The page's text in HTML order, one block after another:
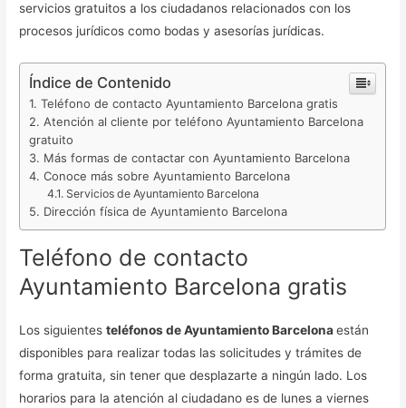
servicios gratuitos a los ciudadanos relacionados con los
procesos jurídicos como bodas y asesorías jurídicas.
Índice de Contenido
Teléfono de contacto Ayuntamiento Barcelona gratis
Atención al cliente por teléfono Ayuntamiento Barcelona
gratuito
Más formas de contactar con Ayuntamiento Barcelona
Conoce más sobre Ayuntamiento Barcelona
Servicios de Ayuntamiento Barcelona
Dirección física de Ayuntamiento Barcelona
Teléfono de contacto
Ayuntamiento Barcelona gratis
Los siguientesteléfonos de Ayuntamiento Barcelonaestán
disponibles para realizar todas las solicitudes y trámites de
forma gratuita, sin tener que desplazarte a ningún lado. Los
horarios para la atención al ciudadano es de lunes a viernes